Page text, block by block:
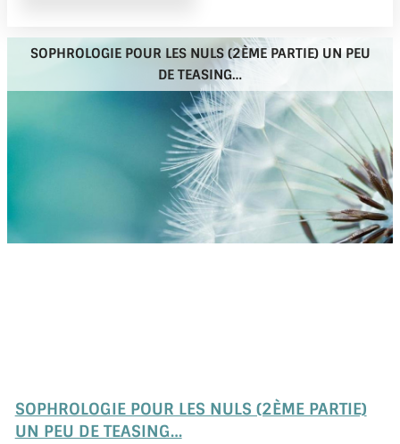
SOPHROLOGIE POUR LES NULS (2ÈME PARTIE) UN PEU
DE TEASING…
SOPHROLOGIE POUR LES NULS (2ÈME PARTIE)
UN PEU DE TEASING…